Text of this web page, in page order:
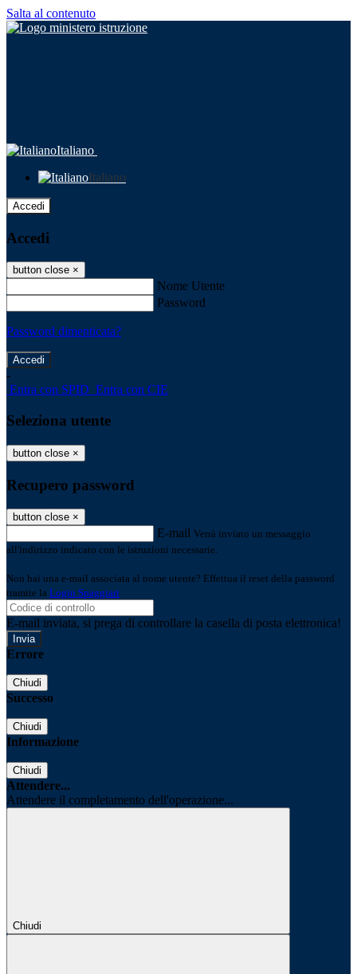
Salta al contenuto
Italiano
Italiano
Accedi
Accedi
button close ×
Nome Utente
Password
Password dimenticata?
-
Entra con SPID Entra con CIE
Seleziona utente
button close ×
Recupero password
button close ×
E-mail Verrà inviato un messaggio
all'indirizzo indicato con le istruzioni necessarie.
Non hai una e-mail associata al nome utente? Effettua il reset della password
tramite la Login Spaggiari
E-mail inviata, si prega di controllare la casella di posta elettronica!
Errore
Chiudi
Successo
Chiudi
Informazione
Chiudi
Attendere...
Attendere il completamento dell'operazione...
Chiudi